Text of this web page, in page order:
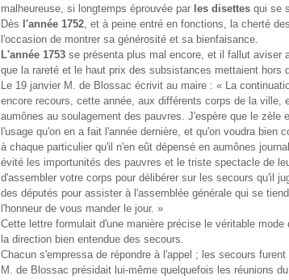
malheureuse, si longtemps éprouvée par les disettes qui se
Dès l'année 1752, et à peine entré en fonctions, la cherté
l'occasion de montrer sa générosité et sa bienfaisance.
L'année 1753 se présenta plus mal encore, et il fallut aviser
que la rareté et le haut prix des subsistances mettaient hors
Le 19 janvier M. de Blossac écrivit au maire : « La
encore recours, cette année, aux différents corps de la ville,
aumônes au soulagement des pauvres. J'espère que le zèle
l'usage qu'on en a fait l'année dernière, et qu'on voudra bien
à chaque particulier qu'il n'en eût dépensé en aumônes
évité les importunités des pauvres et le triste spectacle de
d'assembler votre corps pour délibérer sur les secours qu'il
des députés pour assister à l'assemblée générale qui se
l'honneur de vous mander le jour. »
Cette lettre formulait d'une manière précise le véritable
la direction bien entendue des secours.
Chacun s'empressa de répondre à l'appel ; les secours furent
M. de Blossac présidait lui-même quelquefois les réunions